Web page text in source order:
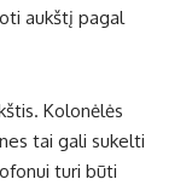
aukštį pagal
Kolonėlės
tai gali sukelti
turi būti